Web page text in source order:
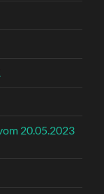
20.05.2023